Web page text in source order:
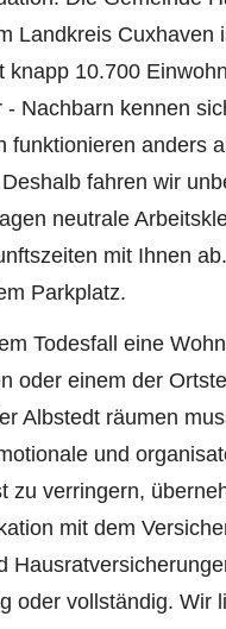
Landkreis Cuxhaven
knapp 10.700
- Nachbarn kennen
funktionieren anders
fahren wir
neutrale
mit Ihnen
Parkplatz.
Todesfall eine
oder einem der
Albstedt räumen
und
zu verringern,
mit dem
oder vollständig. Wir